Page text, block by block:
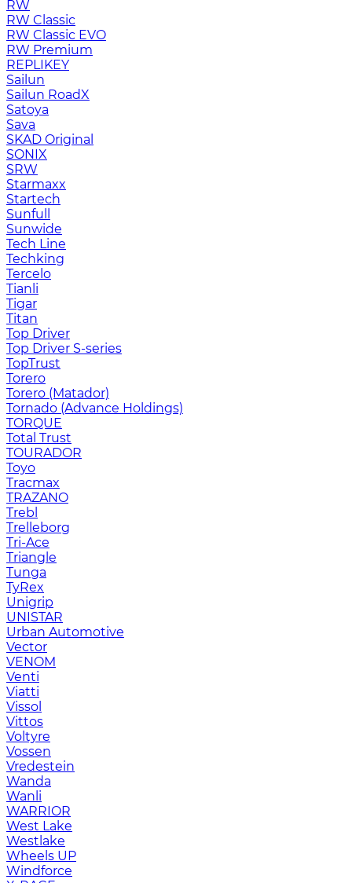
RW
RW Classic
RW Classic EVO
RW Premium
RЕPLIKEY
Sailun
Sailun RoadX
Satoya
Sava
SKAD Original
SONIX
SRW
Starmaxx
Startech
Sunfull
Sunwide
Tech Line
Techking
Tercelo
Tianli
Tigar
Titan
Top Driver
Top Driver S-series
TopTrust
Torero
Torero (Matador)
Tornado (Advance Holdings)
TORQUE
Total Trust
TOURADOR
Toyo
Tracmax
TRAZANO
Trebl
Trelleborg
Tri-Ace
Triangle
Tunga
TyRex
Unigrip
UNISTAR
Urban Automotive
Vector
VENOM
Venti
Viatti
Vissol
Vittos
Voltyre
Vossen
Vredestein
Wanda
Wanli
WARRIOR
West Lake
Westlake
Wheels UP
Windforce